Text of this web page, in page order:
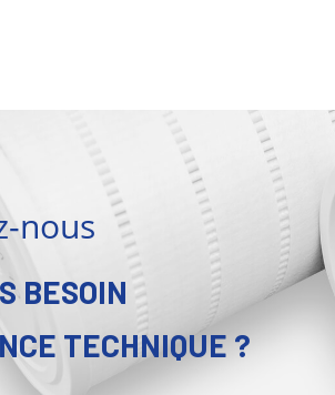
nous
BESOIN
TECHNIQUE ?